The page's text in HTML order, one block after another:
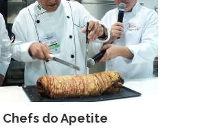
Chefs do Apetite